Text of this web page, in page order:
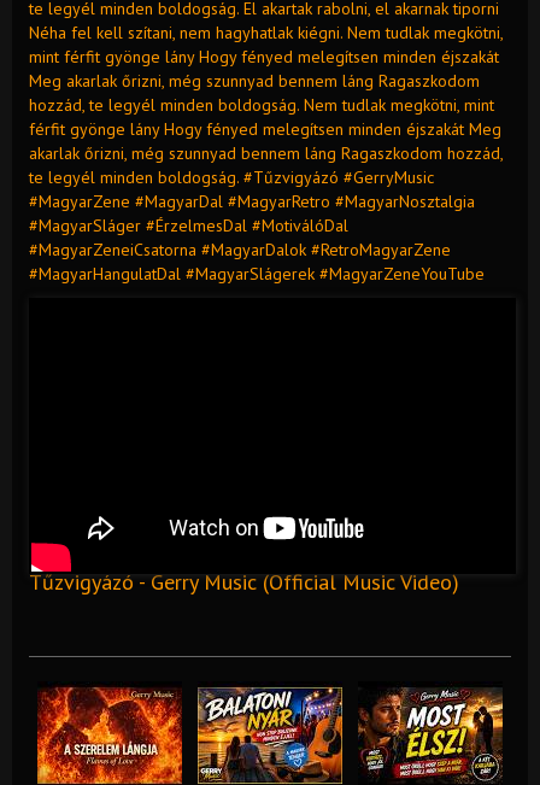
te legyél minden boldogság. El akartak rabolni, el akarnak tiporni
Néha fel kell szítani, nem hagyhatlak kiégni. Nem tudlak megkötni,
mint férfit gyönge lány Hogy fényed melegítsen minden éjszakát
Meg akarlak őrizni, még szunnyad bennem láng Ragaszkodom
hozzád, te legyél minden boldogság. Nem tudlak megkötni, mint
férfit gyönge lány Hogy fényed melegítsen minden éjszakát Meg
akarlak őrizni, még szunnyad bennem láng Ragaszkodom hozzád,
te legyél minden boldogság. #Tűzvigyázó #GerryMusic
#MagyarZene #MagyarDal #MagyarRetro #MagyarNosztalgia
#MagyarSláger #ÉrzelmesDal #MotiválóDal
#MagyarZeneiCsatorna #MagyarDalok #RetroMagyarZene
#MagyarHangulatDal #MagyarSlágerek #MagyarZeneYouTube
Tűzvigyázó - Gerry Music (Official Music Video)